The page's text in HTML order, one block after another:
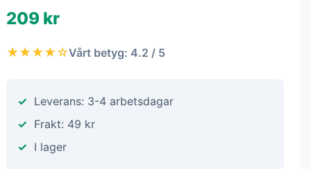
209 kr
★★★★☆Vårt betyg: 4.2 / 5
Leverans: 3-4 arbetsdagar
Frakt: 49 kr
I lager